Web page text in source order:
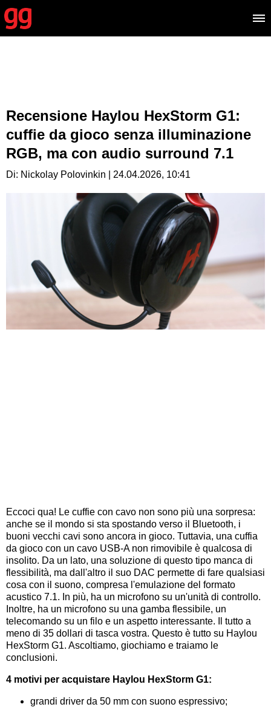
Recensione Haylou HexStorm G1:
cuffie da gioco senza illuminazione
RGB, ma con audio surround 7.1
Di: Nickolay Polovinkin | 24.04.2026, 10:41
Eccoci qua! Le cuffie con cavo non sono più una sorpresa:
anche se il mondo si sta spostando verso il Bluetooth, i
buoni vecchi cavi sono ancora in gioco. Tuttavia, una cuffia
da gioco con un cavo USB-A non rimovibile è qualcosa di
insolito. Da un lato, una soluzione di questo tipo manca di
flessibilità, ma dall'altro il suo DAC permette di fare qualsiasi
cosa con il suono, compresa l'emulazione del formato
acustico 7.1. In più, ha un microfono su un'unità di controllo.
Inoltre, ha un microfono su una gamba flessibile, un
telecomando su un filo e un aspetto interessante. Il tutto a
meno di 35 dollari di tasca vostra. Questo è tutto su Haylou
HexStorm G1. Ascoltiamo, giochiamo e traiamo le
conclusioni.
4 motivi per acquistare Haylou HexStorm G1:
grandi driver da 50 mm con suono espressivo;